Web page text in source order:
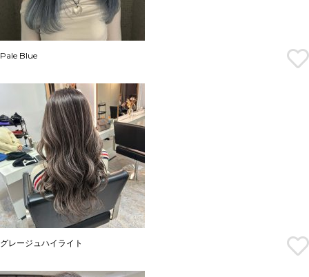
Pale Blue
グレージュハイライト